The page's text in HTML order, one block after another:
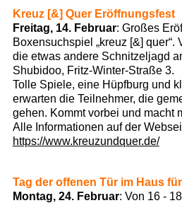
Kreuz [&] Quer Eröffnungsfest
Freitag, 14. Februar: Großes
Boxensuchspiel „kreuz [&] quer“.
die etwas andere Schnitzeljagd
Shubidoo, Fritz-Winter-Straße 3.
Tolle Spiele, eine Hüpfburg und
erwarten die Teilnehmer, die
gehen. Kommt vorbei und macht
Alle Informationen auf der
https://www.kreuzundquer.de/
Tag der offenen Tür im Haus
Montag, 24. Februar: Von 16 -